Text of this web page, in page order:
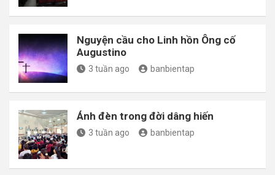
Nguyện cầu cho Linh hồn Ông cố
Augustino
3 tuần ago banbientap
Ánh đèn trong đời dâng hiến
3 tuần ago banbientap